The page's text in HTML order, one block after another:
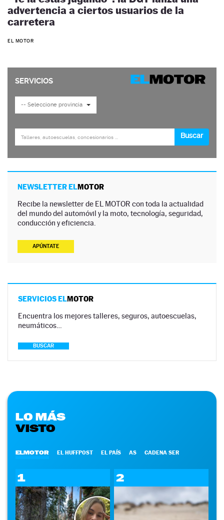
advertencia a ciertos usuarios de la
carretera
EL MOTOR
NEWSLETTER ELMOTOR
Recibe la newsletter de EL MOTOR con toda la actualidad
del mundo del automóvil y la moto, tecnología, seguridad,
conducción y eficiencia.
APÚNTATE
SERVICIOS ELMOTOR
Encuentra los mejores talleres, seguros, autoescuelas,
neumáticos…
BUSCAR
LO MÁS
VISTO
ELMOTOR EL HUFFPOST EL PAÍS AS CADENA SER
1 2